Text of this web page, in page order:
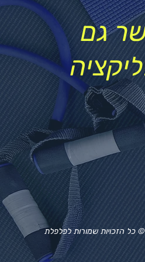
גם
כל הזכויות שמורות לפלפלת